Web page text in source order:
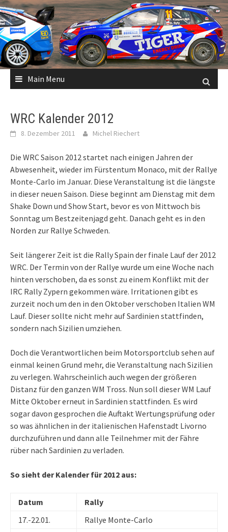
Skip
to
content
Main Menu
WRC Kalender 2012
8. Dezember 2011 Michel Riechert
Die WRC Saison 2012 startet nach einigen Jahren der
Abwesenheit, wieder im Fürstentum Monaco, mit der Rallye
Monte-Carlo im Januar. Diese Veranstaltung ist die längste
in dieser neuen Saison. Diese beginnt am Dienstag mit dem
Shake Down und Show Start, bevor es von Mittwoch bis
Sonntag um Bestzeitenjagd geht. Danach geht es in den
Norden zur Rallye Schweden.
Seit längerer Zeit ist die Rally Spain der finale Lauf der 2012
WRC. Der Termin von der Rallye wurde um eine Woche nach
hinten verschoben, da es sonst zu einem Konflikt mit der
IRC Rally Zypern gekommen wäre. Irritationen gibt es
zurzeit noch um den in den Oktober verschoben Italien WM
Lauf. Dieser sollte nicht mehr auf Sardinien stattfinden,
sondern nach Sizilien umziehen.
Doch die Verantwortlichen beim Motorsportclub sehen auf
einmal keinen Grund mehr, die Veranstaltung nach Sizilien
zu verlegen. Wahrscheinlich auch wegen der größeren
Distanz für den ganzen WM Tross. Nun soll dieser WM Lauf
Mitte Oktober erneut in Sardinien stattfinden. Es wird
sogar davon gesprochen die Auftakt Wertungsprüfung oder
so was ähnlichen in der italienischen Hafenstadt Livorno
durchzuführen und dann alle Teilnehmer mit der Fähre
rüber nach Sardinien zu verladen.
So sieht der Kalender für 2012 aus:
Datum
Rally
17.-22.01.
Rallye Monte-Carlo